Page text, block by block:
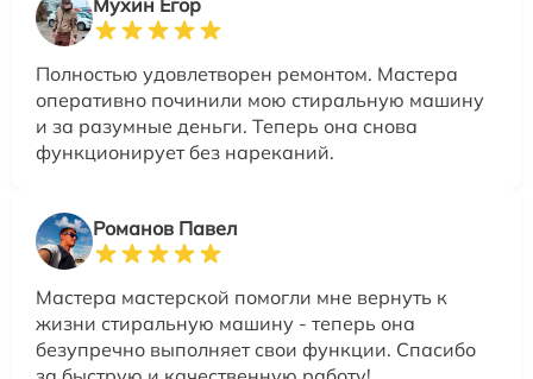
Полностью удовлетворен ремонтом. Мастера
оперативно починили мою стиральную машину
и за разумные деньги. Теперь она снова
функционирует без нареканий.
Романов Павел
Мастера мастерской помогли мне вернуть к
жизни стиральную машину - теперь она
безупречно выполняет свои функции. Спасибо